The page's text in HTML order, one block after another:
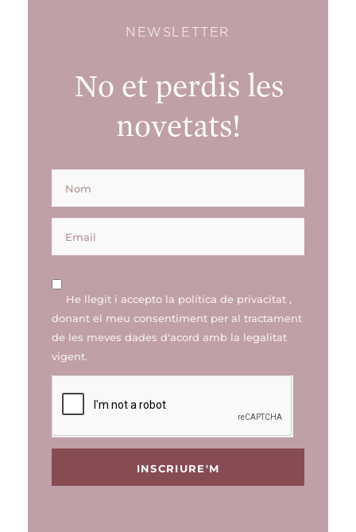
NEWSLETTER
No et perdis les
novetats!
He llegit i accepto la política de privacitat ,
donant el meu consentiment per al tractament
de les meves dades d'acord amb la legalitat
vigent.
INSCRIURE'M